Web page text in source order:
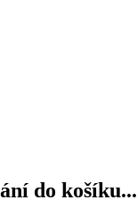
do košíku...